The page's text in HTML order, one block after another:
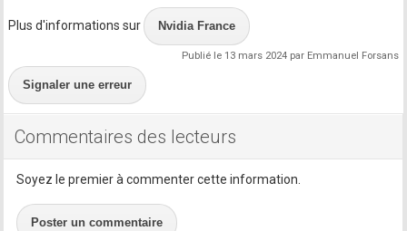
Plus d'informations sur Nvidia France
Publié le 13 mars 2024 par Emmanuel Forsans
Signaler une erreur
Commentaires des lecteurs
Soyez le premier à commenter cette information.
Poster un commentaire